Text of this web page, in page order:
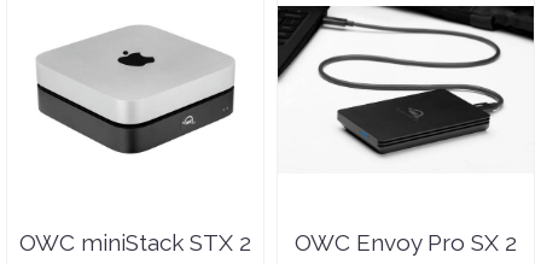
OWC miniStack STX 2
OWC Envoy Pro SX 2